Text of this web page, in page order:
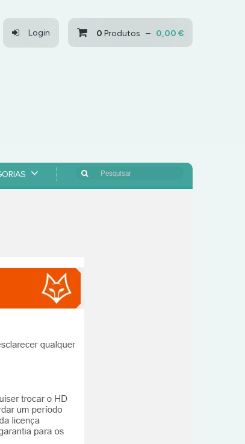
0 Produtos – 0,00 €
Login
Pesquisar